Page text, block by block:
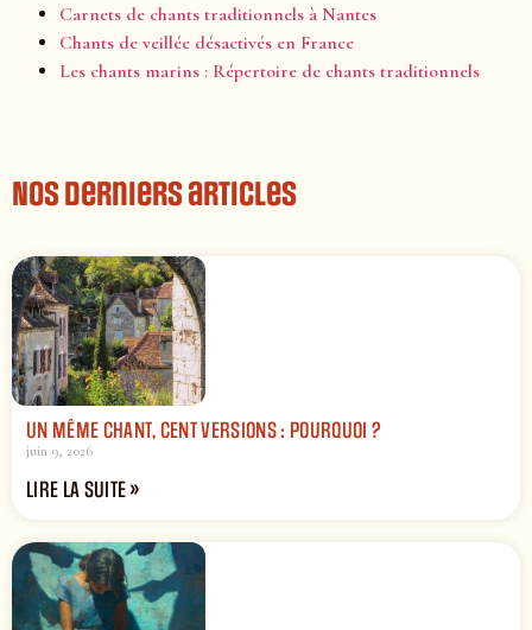
Carnets de chants traditionnels à Nantes
Chants de veillée désactivés en France
Les chants marins : Répertoire de chants traditionnels
Nos derniers articles
UN MÊME CHANT, CENT VERSIONS : POURQUOI ?
juin 9, 2026
LIRE LA SUITE »